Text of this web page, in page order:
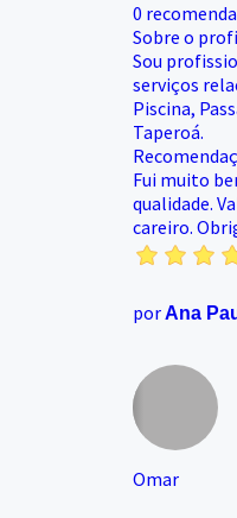
0
Sobre o
Sou
serviços
Piscina,
Taperoá.
Fui muito
qualidade.
careiro.
porAna
Omar